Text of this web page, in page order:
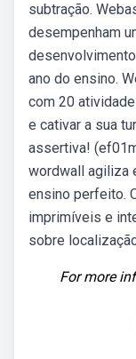
subtração.
desempenham
ano do ensino.
com 20
e cativar a sua
assertiva!
wordwall agiliza
ensino perfeito.
imprimíveis e
sobre
For more